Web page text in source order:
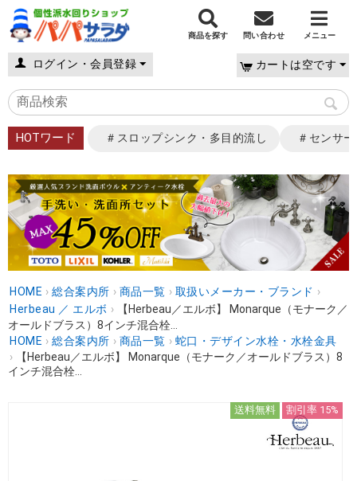
商品を探す 問い合わせ メニュー
ログイン・会員登録 カートは空です
HOTワード ＃スロップシンク・多目的流し ＃センサ
HOME › 総合案内所 › 商品一覧 › 取扱いメーカー・ブランド ›
Herbeau ／ エルボ ›
【Herbeau／エルボ】 Monarque（モナーク／
オールドブラス）8インチ混合栓...
HOME › 総合案内所 › 商品一覧 › 蛇口・デザイン水栓・水栓金具
›
【Herbeau／エルボ】 Monarque（モナーク／オールドブラス）8
インチ混合栓...
送料無料 割引率 15%